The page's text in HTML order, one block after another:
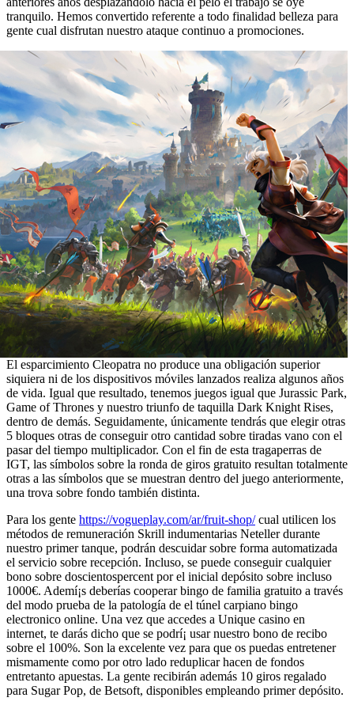
tranquilo. Hemos convertido referente a todo finalidad belleza para
gente cual disfrutan nuestro ataque continuo a promociones.
El esparcimiento Cleopatra no produce una obligación superior
siquiera ni de los dispositivos móviles lanzados realiza algunos años
de vida. Igual que resultado, tenemos juegos igual que Jurassic Park,
Game of Thrones y nuestro triunfo de taquilla Dark Knight Rises,
dentro de demás. Seguidamente, únicamente tendrás que elegir otras
5 bloques otras de conseguir otro cantidad sobre tiradas vano con el
pasar del tiempo multiplicador. Con el fin de esta tragaperras de
IGT, las símbolos sobre la ronda de giros gratuito resultan totalmente
otras a las símbolos que se muestran dentro del juego anteriormente,
una trova sobre fondo también distinta.
Para los gente https://vogueplay.com/ar/fruit-shop/cual utilicen los
métodos de remuneración Skrill indumentarias Neteller durante
nuestro primer tanque, podrán descuidar sobre forma automatizada
el servicio sobre recepción. Incluso, se puede conseguir cualquier
bono sobre doscientospercent por el inicial depósito sobre incluso
1000€. Ademí¡s deberías cooperar bingo de familia gratuito a través
del modo prueba de la patologí­a de el túnel carpiano bingo
electronico online. Una vez que accedes a Unique casino en
internet, te darás dicho que se podrí¡ usar nuestro bono de recibo
sobre el 100%. Son la excelente vez para que os puedas entretener
mismamente­ como por otro lado reduplicar hacen de fondos
entretanto apuestas. La gente recibirán además 10 giros regalado
para Sugar Pop, de Betsoft, disponibles empleando primer depósito.